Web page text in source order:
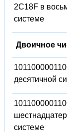
2C18F в
системе
Двоичное
десятичной
системе